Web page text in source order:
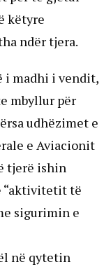
këtyre
ndër tjera.
i madhi i vendit,
mbyllur për
udhëzimet e
e Aviacionit
tjerë ishin
“aktivitetit të
sigurimin e
në qytetin